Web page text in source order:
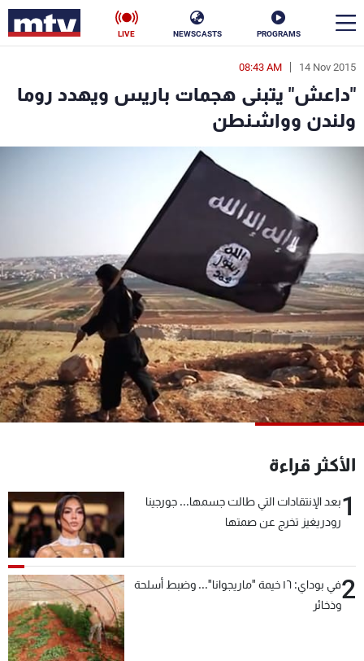
PROGRAMS
NEWSCASTS
LIVE
14 Nov 2015
08:43 AM
"داعش" يتبنى هجمات باريس ويهدد روما
ولندن وواشنطن
الأكثر قراءة
1بعد الإنتقادات التي طالت جسمها... جورجينا
رودريغيز تخرج عن صمتها
2
في بوداي: ١٦ خيمة "ماريجوانا"... وضبط أسلحة
وذخائر
en
الأخبار
سياسة ناس
فن
منوعات رياضة
كأس العالم
البرامج
جدول البرامج
شاهد البرامج
الترددات
عن MTV
الإنـتـاج
شروط الإسـتخدام
سياسة الخصوصية